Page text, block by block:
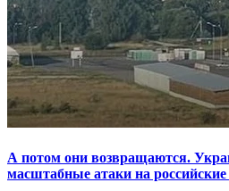
А потом они возвращаются.
масштабные атаки на